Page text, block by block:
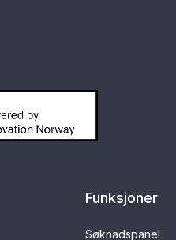
Funksjoner
Søknadspanel